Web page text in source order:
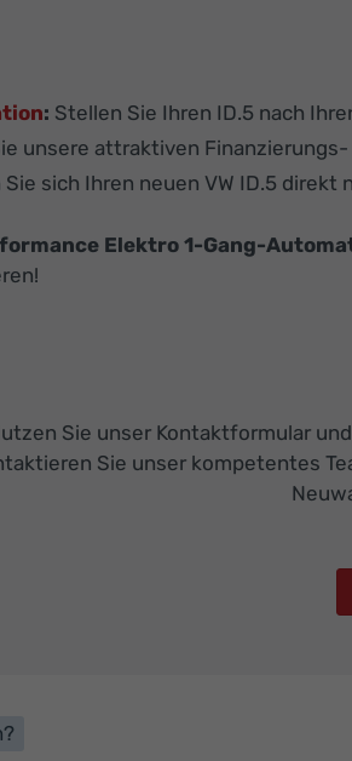
: Stellen Sie Ihren ID.5 nach
unsere attraktiven
Sie sich Ihren neuen VW ID.5 direkt
Elektro 1-Gang-
Sie unser Kontaktformular
Sie unser kompetentes